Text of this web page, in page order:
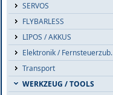
SERVOS
FLYBARLESS
LIPOS / AKKUS
Elektronik / Fernsteuerzub.
Transport
WERKZEUG / TOOLS